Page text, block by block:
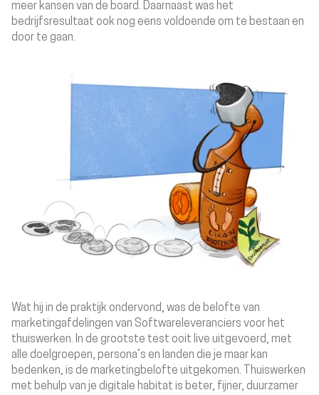
meer kansen van de board. Daarnaast was het
bedrijfsresultaat ook nog eens voldoende om te bestaan en
door te gaan.
Wat hij in de praktijk ondervond, was de belofte van
marketingafdelingen van Softwareleveranciers voor het
thuiswerken. In de grootste test ooit live uitgevoerd, met
alle doelgroepen, persona’s en landen die je maar kan
bedenken, is de marketingbelofte uitgekomen. Thuiswerken
met behulp van je digitale habitat is beter, fijner, duurzamer